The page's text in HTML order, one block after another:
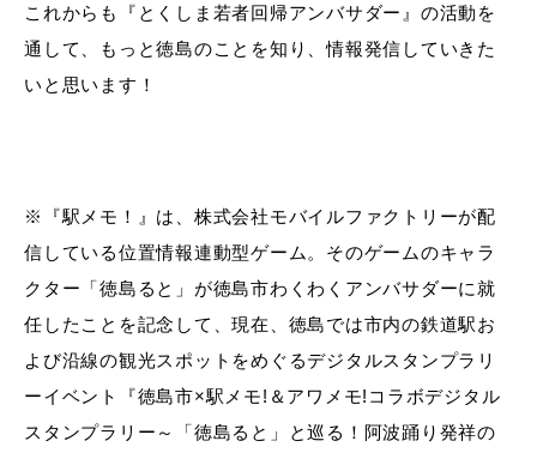
これからも『とくしま若者回帰アンバサダー』の活動を
通して、もっと徳島のことを知り、情報発信していきた
いと思います！
※『駅メモ！』は、株式会社モバイルファクトリーが配
信している位置情報連動型ゲーム。そのゲームのキャラ
クター「徳島ると」が徳島市わくわくアンバサダーに就
任したことを記念して、現在、徳島では市内の鉄道駅お
よび沿線の観光スポットをめぐるデジタルスタンプラリ
ーイベント『徳島市×駅メモ!＆アワメモ!コラボデジタル
スタンプラリー～「徳島ると」と巡る！阿波踊り発祥の